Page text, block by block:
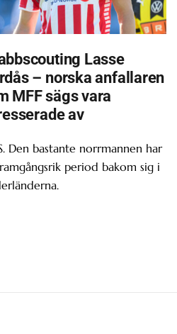
Lasse
– norska anfallaren
MFF sägs vara
av
Den bastante norrmannen har
period bakom sig i